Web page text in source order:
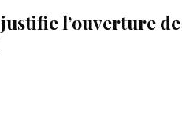
l’ouverture